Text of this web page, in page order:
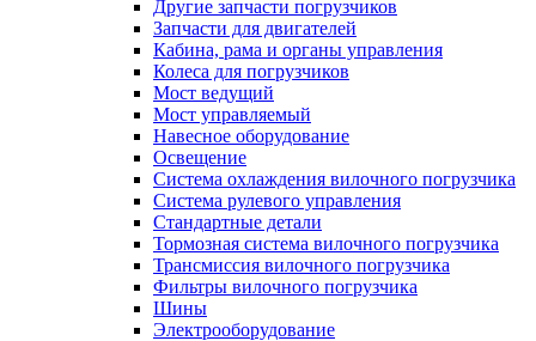
Другие запчасти погрузчиков
Запчасти для двигателей
Кабина, рама и органы управления
Колеса для погрузчиков
Мост ведущий
Мост управляемый
Навесное оборудование
Освещение
Система охлаждения вилочного погрузчика
Система рулевого управления
Стандартные детали
Тормозная система вилочного погрузчика
Трансмиссия вилочного погрузчика
Фильтры вилочного погрузчика
Шины
Электрооборудование